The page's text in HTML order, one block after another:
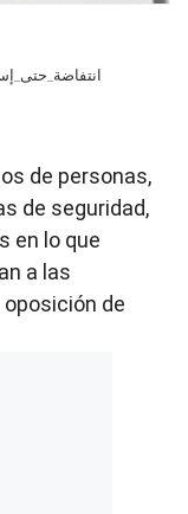
de personas,
de seguridad,
en lo que
a las
de